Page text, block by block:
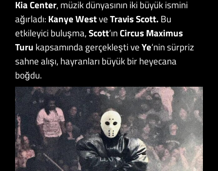
Kia Center, müzik dünyasının iki büyük ismini
ağırladı: Kanye WestveTravis Scott. Bu
etkileyici buluşma,Scott‘ınCircus Maximus
Turu kapsamında gerçekleşti veYe‘nin sürpriz
sahne alışı, hayranları büyük bir heyecana
boğdu.